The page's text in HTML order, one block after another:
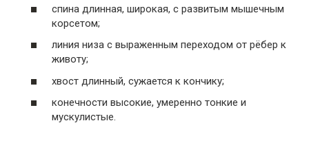
спина длинная, широкая, с развитым мышечным
корсетом;
линия низа с выраженным переходом от рёбер к
животу;
хвост длинный, сужается к кончику;
конечности высокие, умеренно тонкие и
мускулистые.